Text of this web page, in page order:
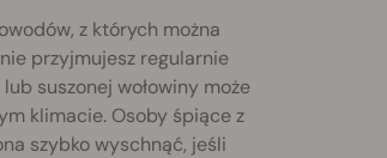
z których można
przyjmujesz regularnie
suszonej wołowiny może
klimacie. Osoby śpiące z
szybko wyschnąć, jeśli